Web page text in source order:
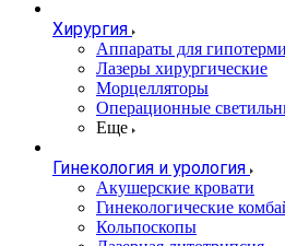
Хирургия
Аппараты для
Лазеры хирургические
Морцелляторы
Операционные
Еще
Гинекология и урология
Акушерские кровати
Гинекологические
Кольпоскопы